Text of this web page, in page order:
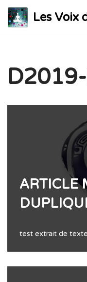
Aller
Les Voix
ARTICLE
test extrait de texte